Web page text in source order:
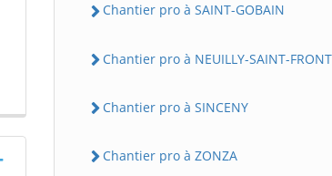
Chantier pro à SAINT-GOBAIN
Chantier pro à NEUILLY-SAINT-FRONT
Chantier pro à SINCENY
Chantier pro à ZONZA